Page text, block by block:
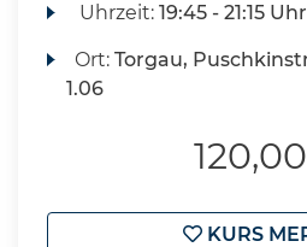
Uhrzeit:19:45 - 21:15 Uhr
Ort:Torgau,
1.06
KURS